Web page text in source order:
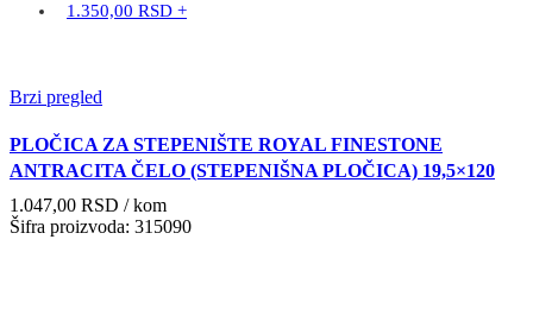
1.350,00 RSD +
Brzi pregled
PLOČICA ZA STEPENIŠTE ROYAL FINESTONE
ANTRACITA ČELO (STEPENIŠNA PLOČICA) 19,5×120
1.047,00 RSD / kom
Šifra proizvoda: 315090